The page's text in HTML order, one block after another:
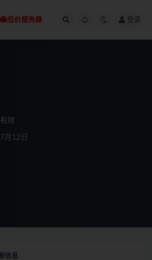
低价服务器 登录
效
月12日
信息